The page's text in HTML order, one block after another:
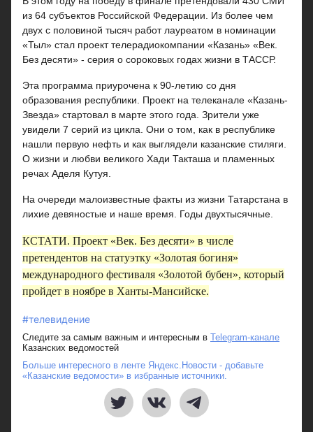
из 64 субъектов Российской Федерации. Из более чем
двух с половиной тысяч работ лауреатом в номинации
«Тыл» стал проект телерадиокомпании «Казань» «Век.
Без десяти» - серия о сороковых годах жизни в ТАССР.
Эта программа приурочена к 90-летию со дня
образования республики. Проект на телеканале «Казань-
Звезда» стартовал в марте этого года. Зрители уже
увидели 7 серий из цикла. Они о том, как в республике
нашли первую нефть и как выглядели казанские стиляги.
О жизни и любви великого Хади Такташа и пламенных
речах Аделя Кутуя.
На очереди малоизвестные факты из жизни Татарстана в
лихие девяностые и наше время. Годы двухтысячные.
КСТАТИ. Проект «Век. Без десяти» в числе
претендентов на статуэтку «Золотая богиня»
международного фестиваля «Золотой бубен», который
пройдет в ноябре в Ханты-Мансийске.
#телевидение
Следите за самым важным и интересным в Telegram-канале
Казанских ведомостей
Больше интересного в ленте Яндекс.Новости - добавьте
«Казанские ведомости» в избранные источники.